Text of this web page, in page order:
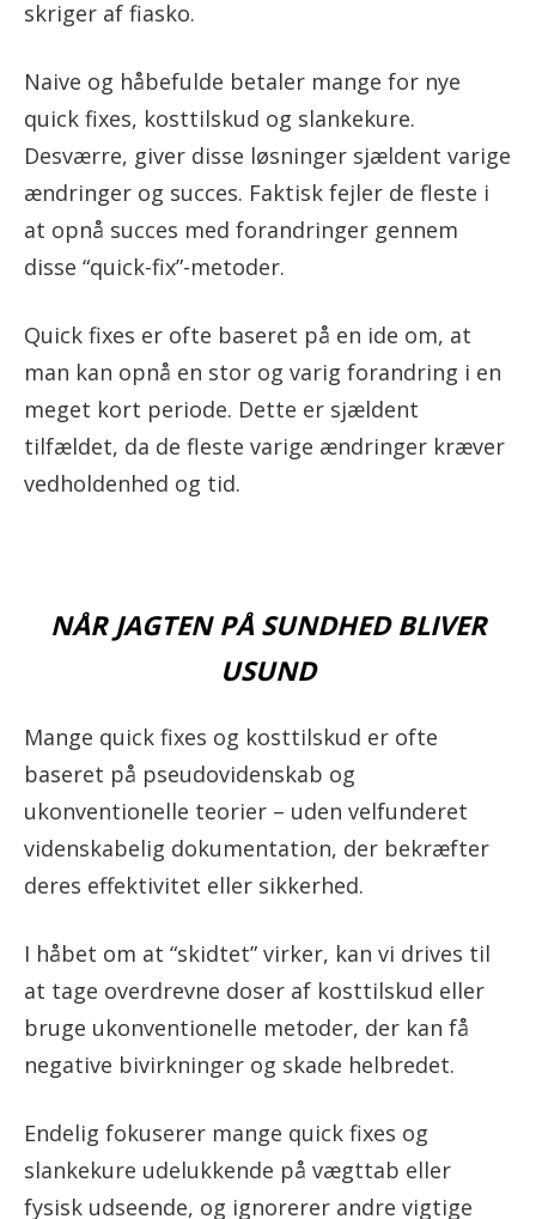
skriger af fiasko.
Naive og håbefulde betaler mange for nye
quick fixes, kosttilskud og slankekure.
Desværre, giver disse løsninger sjældent varige
ændringer og succes. Faktisk fejler de fleste i
at opnå succes med forandringer gennem
disse “quick-fix”-metoder.
Quick fixes er ofte baseret på en ide om, at
man kan opnå en stor og varig forandring i en
meget kort periode. Dette er sjældent
tilfældet, da de fleste varige ændringer kræver
vedholdenhed og tid.
NÅR JAGTEN PÅ SUNDHED BLIVER
USUND
Mange quick fixes og kosttilskud er ofte
baseret på pseudovidenskab og
ukonventionelle teorier – uden velfunderet
videnskabelig dokumentation, der bekræfter
deres effektivitet eller sikkerhed.
I håbet om at “skidtet” virker, kan vi drives til
at tage overdrevne doser af kosttilskud eller
bruge ukonventionelle metoder, der kan få
negative bivirkninger og skade helbredet.
Endelig fokuserer mange quick fixes og
slankekure udelukkende på vægttab eller
fysisk udseende, og ignorerer andre vigtige